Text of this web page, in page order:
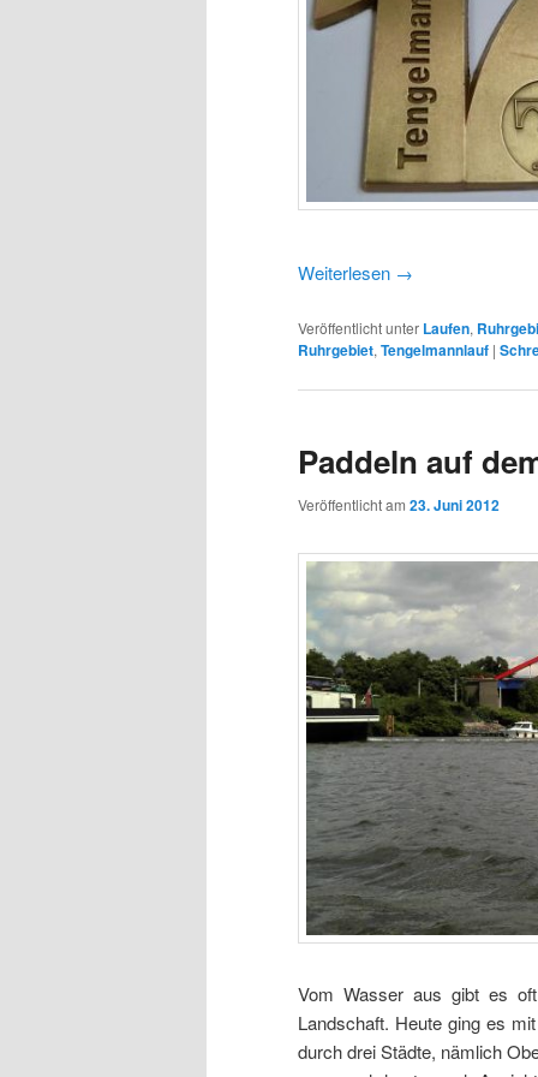
Weiterlesen →
Veröffentlicht unter Laufen,
Ruhrgebiet, Tengelmannlauf |
Paddeln auf
Veröffentlicht am 23. Juni 2012
Vom Wasser aus gibt es
Landschaft. Heute ging es
durch drei Städte, nämlich